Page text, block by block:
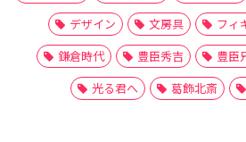
デザイン
文房具 フィ
鎌倉時代
豊臣秀吉 豊臣
光る君へ
葛飾北斎